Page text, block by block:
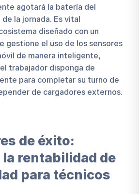
agotará la batería del
la jornada. Es vital
diseñado con un
gestione el uso de los sensores
de manera inteligente,
trabajador disponga de
para completar su turno de
de cargadores externos.
de éxito:
rentabilidad de
para técnicos